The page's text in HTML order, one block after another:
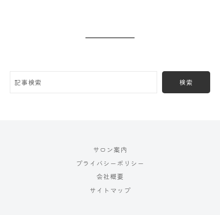
検索
サロン案内
プライバシーポリシー
会社概要
サイトマップ